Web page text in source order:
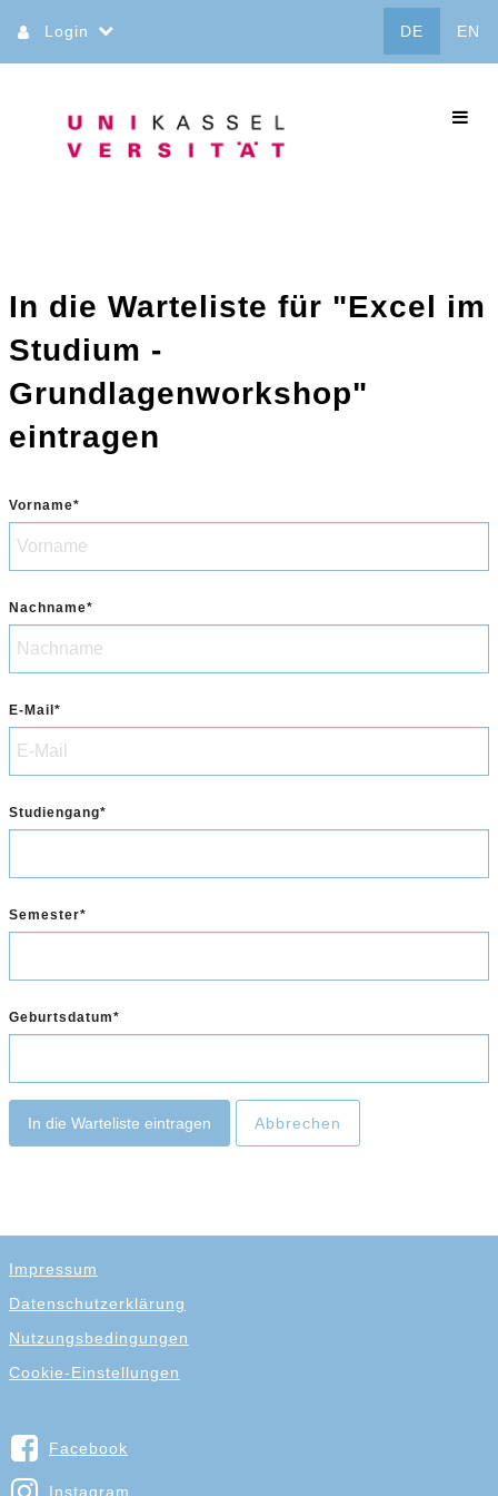
zum
Inhalt
Login DE EN
In die Warteliste für "Excel im
Studium -
Grundlagenworkshop"
eintragen
Vorname
Nachname
E-Mail
Studiengang
Semester
Geburtsdatum
In die Warteliste eintragen Abbrechen
Impressum
Datenschutzerklärung
Nutzungsbedingungen
Cookie-Einstellungen
Facebook
Instagram